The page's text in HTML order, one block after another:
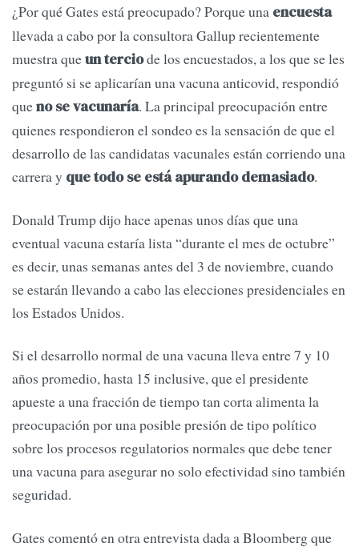
¿Por qué Gates está preocupado? Porque una encuesta
llevada a cabo por la consultora Gallup recientemente
muestra queun terciode los encuestados, a los que se les
preguntó si se aplicarían una vacuna anticovid, respondió
queno se vacunaría. La principal preocupación entre
quienes respondieron el sondeo es la sensación de que el
desarrollo de las candidatas vacunales están corriendo una
carrera y que todo se está apurando demasiado.
Donald Trump dijo hace apenas unos días que una
eventual vacuna estaría lista “durante el mes de octubre”
es decir, unas semanas antes del 3 de noviembre, cuando
se estarán llevando a cabo las elecciones presidenciales en
los Estados Unidos.
Si el desarrollo normal de una vacuna lleva entre 7 y 10
años promedio, hasta 15 inclusive, que el presidente
apueste a una fracción de tiempo tan corta alimenta la
preocupación por una posible presión de tipo político
sobre los procesos regulatorios normales que debe tener
una vacuna para asegurar no solo efectividad sino también
seguridad.
Gates comentó en otra entrevista dada a Bloomberg que